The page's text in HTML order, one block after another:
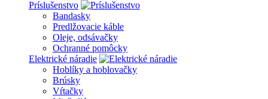
Príslušenstvo
Bandasky
Predlžovacie káble
Oleje, odsávačky
Ochranné pomôcky
Elektrické náradie
Hoblíky a hoblovačky
Brúsky
Vŕtačky